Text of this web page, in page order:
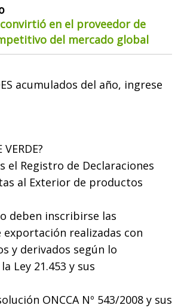
en el proveedor de
del mercado global
acumulados del año, ingrese
el Registro de Declaraciones
al Exterior de productos
deben inscribirse las
exportación realizadas con
y derivados según lo
Ley 21.453 y sus
ONCCA Nº 543/2008 y sus